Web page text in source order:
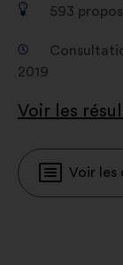
593
2019
Voir les
Voir les